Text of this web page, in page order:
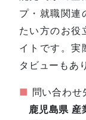
プ・就職関連
たい方のお役
イトです。実
タビューもあ
■ 問い合わせ
鹿児島県 産